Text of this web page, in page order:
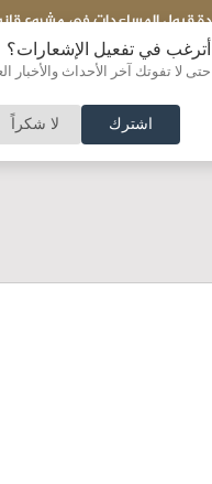
أترغب في تفعيل الإشعارات؟
حتى لا تفوتك آخر الأحداث والأخبار
اشترك لا شكراً
مهرجان صيف تلفريك عجلون 2026 ينطلق الخميس
الناشر و رئيس التحرير